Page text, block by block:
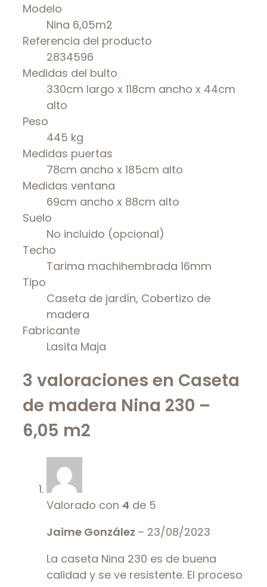
Modelo
Nina 6,05m2
Referencia del producto
2834596
Medidas del bulto
330cm largo x 118cm ancho x 44cm
alto
Peso
445 kg
Medidas puertas
78cm ancho x 185cm alto
Medidas ventana
69cm ancho x 88cm alto
Suelo
No incluido (opcional)
Techo
Tarima machihembrada 16mm
Tipo
Caseta de jardín, Cobertizo de
madera
Fabricante
Lasita Maja
3 valoraciones en Caseta
de madera Nina 230 –
6,05 m2
Valorado con 4 de 5
Jaime González – 23/08/2023
La caseta Nina 230 es de buena
calidad y se ve resistente. El proceso